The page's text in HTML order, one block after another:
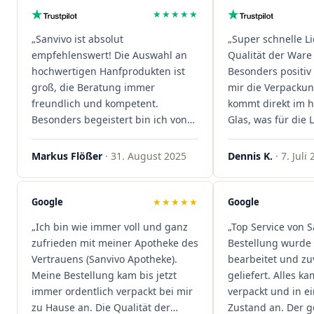
★★★★★
„Sanvivo ist absolut
empfehlenswert! Die Auswahl an
hochwertigen Hanfprodukten ist
groß, die Beratung immer
freundlich und kompetent.
Besonders begeistert bin ich von
der schnellen Rezeptannahme –
alles läuft unkompliziert und
sind extrem zügig, was mir jedes
Mal viel Zeit spart. Man merkt,
Kundenzufriedenheit an erster
Stelle stehen. Vielen Dank an das
Team von Sanvivo – ich bin
rundum begeistert!"
Markus Flößer · 31. August 2025
„Super schnelle
Qualität der
Besonders
mir die
kommt direkt im
Glas, was für die
ist. Ich bestelle
wieder!"
Dennis K. · 7. Juli
Google ★★★★★
„Ich bin wie immer voll und ganz
zufrieden mit meiner Apotheke des
Vertrauens (Sanvivo Apotheke).
Meine Bestellung kam bis jetzt
immer ordentlich verpackt bei mir
zu Hause an. Die Qualität der
Google
„Top Service von
Bestellung wurde
bearbeitet und
geliefert. Alles
verpackt und in
Zustand an. Der